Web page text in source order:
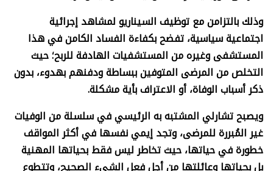
وذلك بالتزامن مع توظيف السيناريو لمشاهد إجرائية
اجتماعية سياسية، تفضح بكفاءة الفساد الكامن في هذا
المستشفى وغيره من المستشفيات الهادفة للربح؛ حيث
التخلص من المرضى المتوفين ببساطة ودفنهم بهدوء، بدون
ذكر أسباب الوفاة، أو الاعتراف بأية مشكلة.
ويصبح تشارلي المشتبه به الرئيسي في سلسلة من الوفيات
غير المُبررة للمرضى، وتجد إيمي نفسها في أكثر المواقف
خطورة في حياتها، حيث تخاطر ليس فقط بحياتها المهنية
بل بحياتها وعائلتها من أجل فعل الشيء الصحيح، وتتطوع